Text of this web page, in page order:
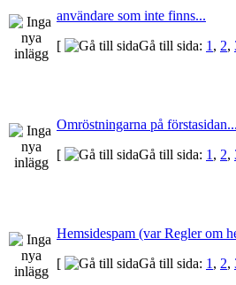
användare som inte finns...
[
Gå till sida: 1 , 2,
Omröstningarna på förstasidan...
[
Gå till sida: 1 , 2,
Hemsidespam (var Regler om
[
Gå till sida: 1 , 2,